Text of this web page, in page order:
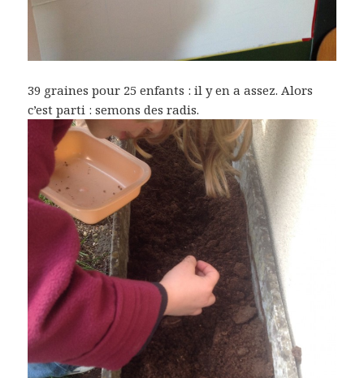
39 graines pour 25 enfants : il y en a assez. Alors
c’est parti : semons des radis.